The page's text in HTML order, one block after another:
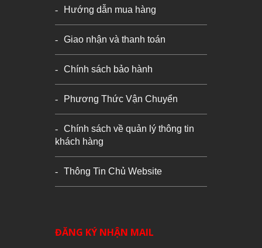
Hướng dẫn mua hàng
Giao nhận và thanh toán
Chính sách bảo hành
Phương Thức Vận Chuyển
Chính sách về quản lý thông tin
khách hàng
Thông Tin Chủ Website
ĐĂNG KÝ NHẬN MAIL